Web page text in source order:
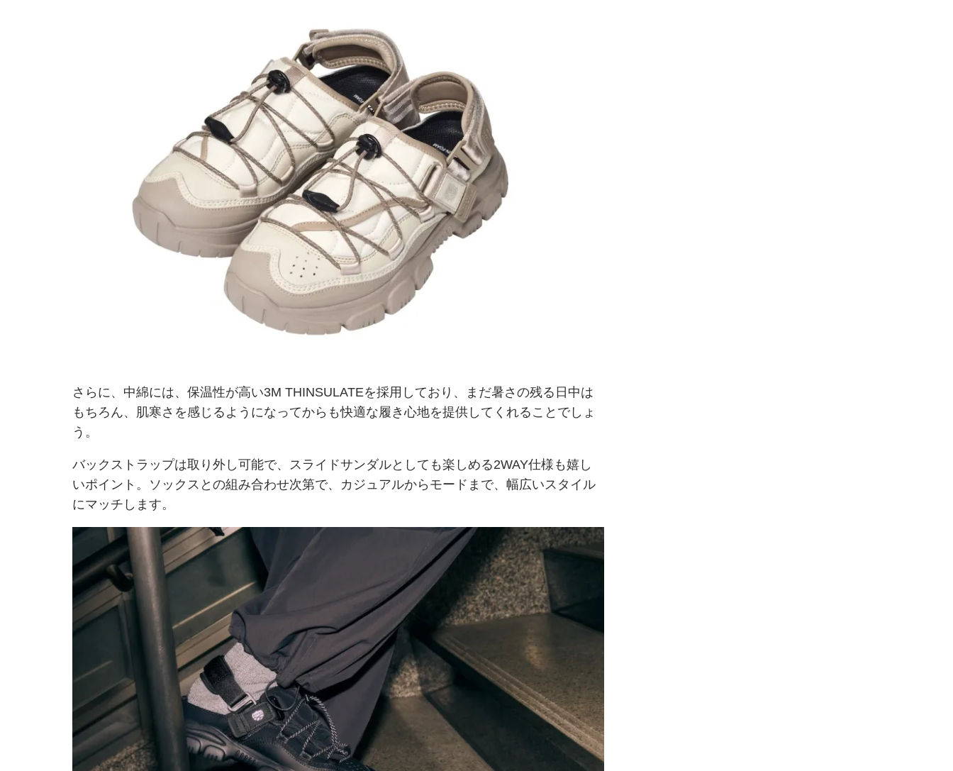
さらに、中綿には、保温性が高い3M THINSULATEを採用しており、まだ暑さの残る日中は
もちろん、肌寒さを感じるようになってからも快適な履き心地を提供してくれることでしょ
う。
バックストラップは取り外し可能で、スライドサンダルとしても楽しめる2WAY仕様も嬉し
いポイント。ソックスとの組み合わせ次第で、カジュアルからモードまで、幅広いスタイル
にマッチします。